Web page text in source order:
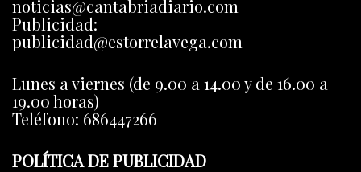
noticias@cantabriadiario.com
Publicidad:
publicidad@estorrelavega.com
Lunes a viernes (de 9.00 a 14.00 y de 16.00 a
19.00 horas)
Teléfono: 686447266
POLÍTICA DE PUBLICIDAD